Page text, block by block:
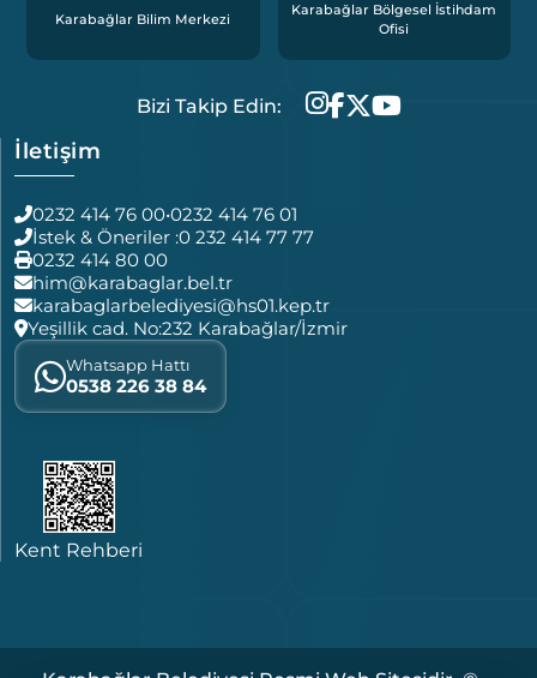
Karabağlar Bilim Merkezi
Karabağlar Bölgesel İstihdam
Ofisi
Bizi Takip Edin:
İletişim
0232 414 76 00•0232 414 76 01
İstek & Öneriler :0 232 414 77 77
0232 414 80 00
him@karabaglar.bel.tr
karabaglarbelediyesi@hs01.kep.tr
Yeşillik cad. No:232 Karabağlar/İzmir
Whatsapp Hattı
0538 226 38 84
Kent Rehberi